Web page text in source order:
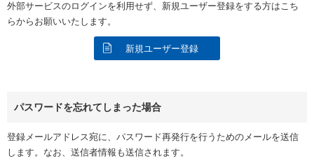
外部サービスのログインを利用せず、新規ユーザー登録をする方はこち
らからお願いいたします。
新規ユーザー登録
パスワードを忘れてしまった場合
登録メールアドレス宛に、パスワード再発行を行うためのメールを送信
します。なお、送信者情報も送信されます。